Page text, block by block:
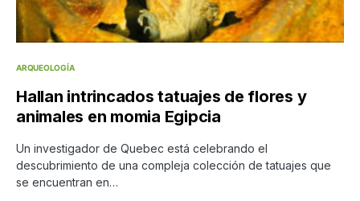
ARQUEOLOGÍA
Hallan intrincados tatuajes de flores y
animales en momia Egipcia
Un investigador de Quebec está celebrando el
descubrimiento de una compleja colección de tatuajes que
se encuentran en…